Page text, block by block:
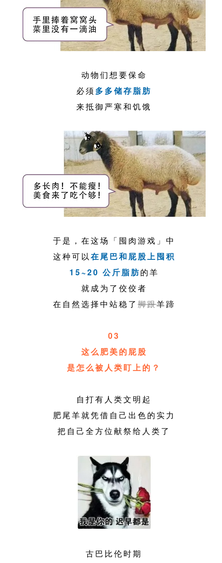
动物们想要保命
必须 多多储存脂肪
来抵御严寒和饥饿
于是，在这场「囤肉游戏」中
这种可以在尾巴和屁股上囤积
15~20 公斤脂肪的羊
就成为了佼佼者
在自然选择中站稳了 脚跟羊蹄
03
这么肥美的屁股
是怎么被人类盯上的？
自打有人类文明起
肥尾羊就凭借自己出色的实力
把自己全方位献祭给人类了
古巴比伦时期